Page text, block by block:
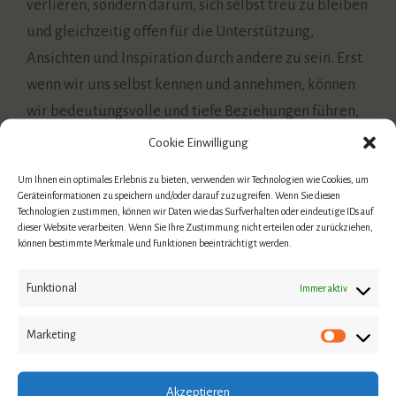
Cookie Einwilligung
Um Ihnen ein optimales Erlebnis zu bieten, verwenden wir Technologien wie Cookies, um
Geräteinformationen zu speichern und/oder darauf zuzugreifen. Wenn Sie diesen
Technologien zustimmen, können wir Daten wie das Surfverhalten oder eindeutige IDs auf
dieser Website verarbeiten. Wenn Sie Ihre Zustimmung nicht erteilen oder zurückziehen,
können bestimmte Merkmale und Funktionen beeinträchtigt werden.
Funktional Immer aktiv
Marketing
Akzeptieren
verlieren, sondern darum, sich selbst treu zu bleiben
und gleichzeitig offen für die Unterstützung,
Ansichten und Inspiration durch andere zu sein. Erst
wenn wir uns selbst kennen und annehmen, können
wir bedeutungsvolle und tiefe Beziehungen führen,
in denen jeder seinen Raum einnehmen kann, ohne
Einladung zur Selbstfindung
Unterstützung auf der Reise zu Dir selbst an. Meine
Verletzungen zu stellen, Deine inneren Themen zu
bearbeiten und Dein Potential zu entfalten.